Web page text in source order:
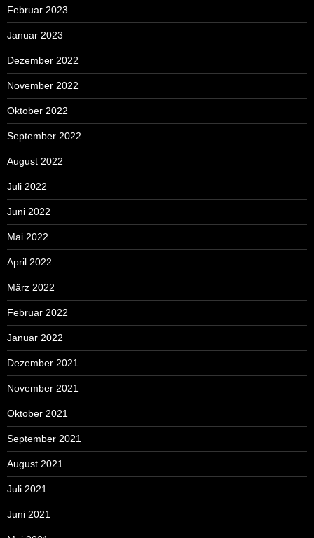
Februar 2023
Januar 2023
Dezember 2022
November 2022
Oktober 2022
September 2022
August 2022
Juli 2022
Juni 2022
Mai 2022
April 2022
März 2022
Februar 2022
Januar 2022
Dezember 2021
November 2021
Oktober 2021
September 2021
August 2021
Juli 2021
Juni 2021